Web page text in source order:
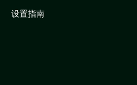
设置指南